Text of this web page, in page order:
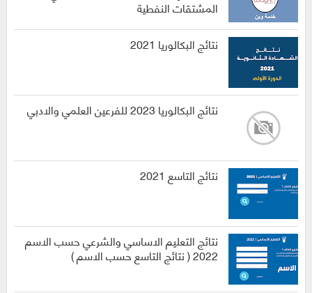
المشتقات النفطية
نتائج البكالوريا 2021
نتائج البكالوريا 2023 للفرعين العلمي والادبي
نتائج التاسع 2021
نتائج التعليم الاساسي والشرعي حسب الاسم
2022 ( نتائج التاسع حسب الاسم )